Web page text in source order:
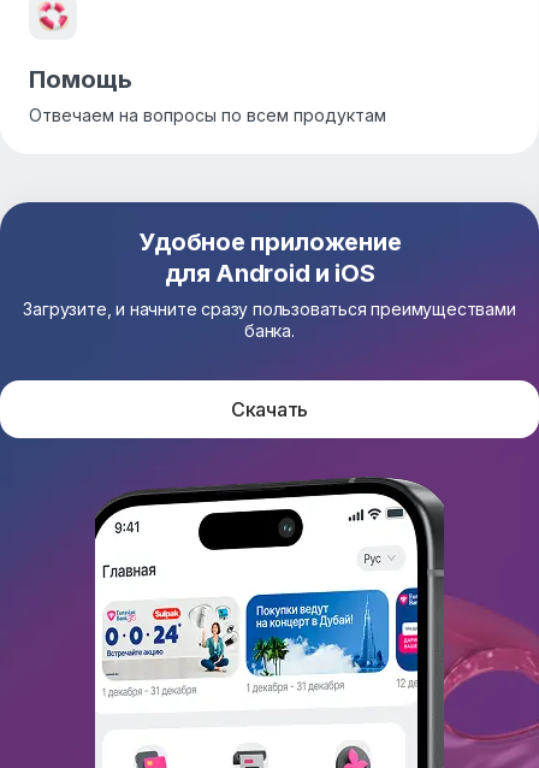
Помощь
Отвечаем на вопросы по всем продуктам
Удобное приложение
для Android и iOS
Загрузите, и начните сразу пользоваться преимуществами
банка.
Скачать